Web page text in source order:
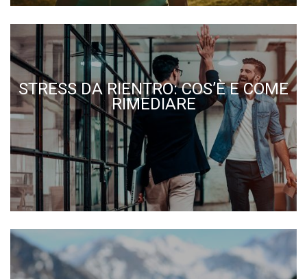
STRESS DA RIENTRO: COS’È E COME
RIMEDIARE